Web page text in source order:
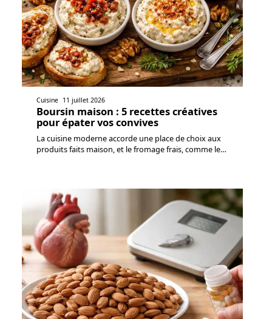
Cuisine 11 juillet 2026
Boursin maison : 5 recettes créatives
pour épater vos convives
La cuisine moderne accorde une place de choix aux
produits faits maison, et le fromage frais, comme le…